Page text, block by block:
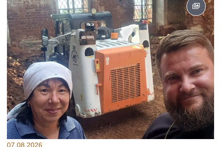
07.08.2026